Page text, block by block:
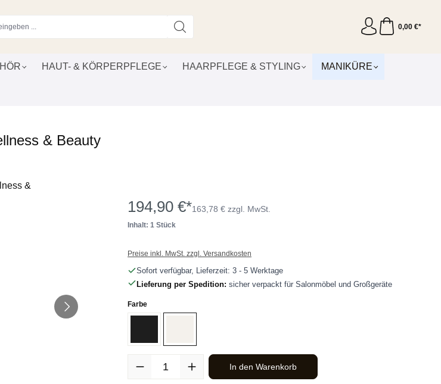
0,00 €*
HAUT- & KÖRPERPFLEGE HAARPFLEGE & STYLING MANIKÜRE
& Beauty
194,90 €*163,78 € zzgl. MwSt.
Inhalt: 1 Stück
Preise inkl. MwSt. zzgl. Versandkosten
Sofort verfügbar, Lieferzeit: 3 - 5 Werktage
Lieferung per Spedition: sicher verpackt für Salonmöbel und Großgeräte
Farbeauswählen
Produkt Anzahl: Gib den gewünschten Wert ein oder benutze die Schaltflächen
In den Warenkorb